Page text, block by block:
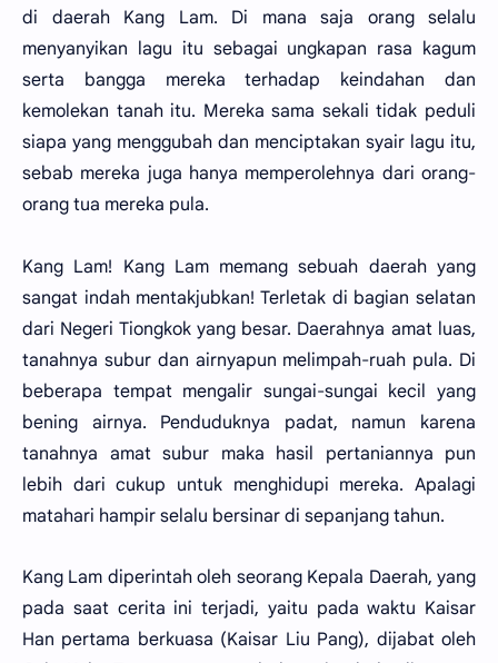
di daerah Kang Lam. Di mana saja orang selalu
menyanyikan lagu itu sebagai ungkapan rasa kagum
serta bangga mereka terhadap keindahan dan
kemolekan tanah itu. Mereka sama sekali tidak peduli
siapa yang menggubah dan menciptakan syair lagu itu,
sebab mereka juga hanya memperolehnya dari orang-
orang tua mereka pula.
Kang Lam! Kang Lam memang sebuah daerah yang
sangat indah mentakjubkan! Terletak di bagian selatan
dari Negeri Tiongkok yang besar. Daerahnya amat luas,
tanahnya subur dan airnyapun melimpah-ruah pula. Di
beberapa tempat mengalir sungai-sungai kecil yang
bening airnya. Penduduknya padat, namun karena
tanahnya amat subur maka hasil pertaniannya pun
lebih dari cukup untuk menghidupi mereka. Apalagi
matahari hampir selalu bersinar di sepanjang tahun.
Kang Lam diperintah oleh seorang Kepala Daerah, yang
pada saat cerita ini terjadi, yaitu pada waktu Kaisar
Han pertama berkuasa (Kaisar Liu Pang), dijabat oleh